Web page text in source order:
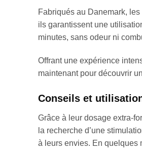
Fabriqués au Danemark,
ils garantissent une
minutes, sans odeur ni
Offrant une expérience
maintenant pour découvrir
Conseils et
Grâce à leur dosage extra-
la recherche d’une
à leurs envies. En quelques